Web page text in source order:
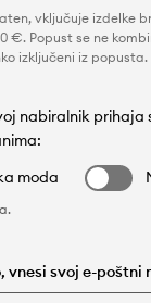
vključuje izdelke
€. Popust se ne
izključeni iz
nabiralnik prihaja
moda